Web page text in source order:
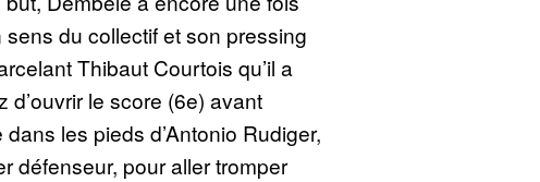
du collectif et son pressing
Thibaut Courtois qu’il a
d’ouvrir le score (6e) avant
dans les pieds d’Antonio Rudiger,
défenseur, pour aller tromper